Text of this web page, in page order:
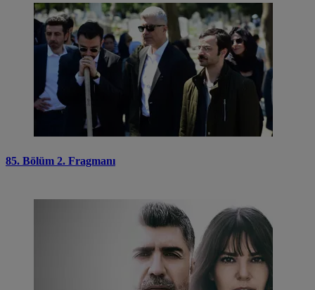
85. Bölüm 2. Fragmanı